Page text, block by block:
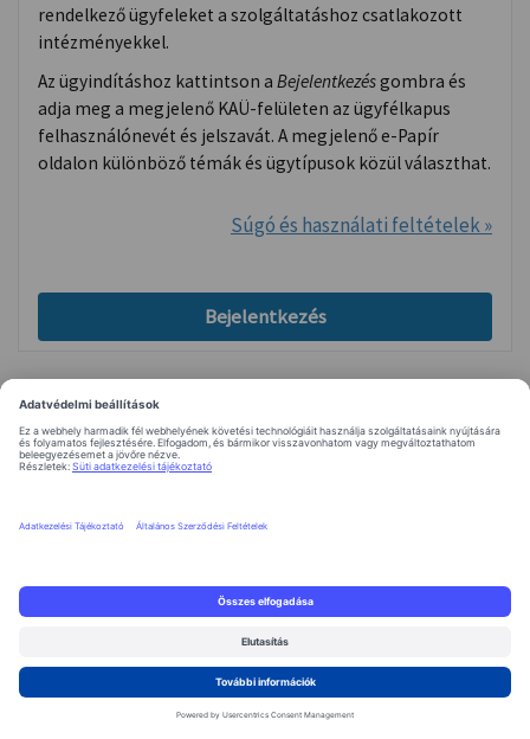
rendelkező ügyfeleket a szolgáltatáshoz csatlakozott
intézményekkel.
Az ügyindításhoz kattintson a Bejelentkezésgombra és
adja meg a megjelenő KAÜ-felületen az ügyfélkapus
felhasználónevét és jelszavát. A megjelenő e-Papír
oldalon különböző témák és ügytípusok közül választhat.
Súgó és használati feltételek »
Bejelentkezés